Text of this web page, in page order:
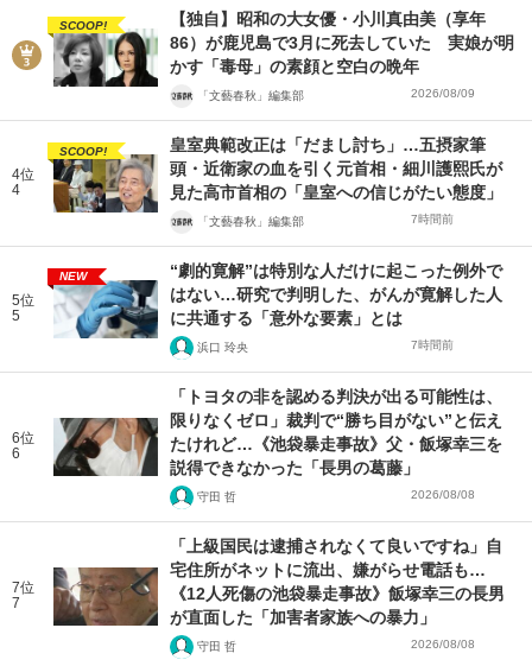
SCOOP!
【独自】昭和の大女優・小川真由美（享年
86）が鹿児島で3月に死去していた 実娘が明
かす「毒母」の素顔と空白の晩年
「文藝春秋」編集部 2026/08/09
4位
4
SCOOP!
皇室典範改正は「だまし討ち」…五摂家筆
頭・近衛家の血を引く元首相・細川護熙氏が
見た高市首相の「皇室への信じがたい態度」
「文藝春秋」編集部 7時間前
5位
5
NEW
“劇的寛解”は特別な人だけに起こった例外で
はない…研究で判明した、がんが寛解した人
に共通する「意外な要素」とは
浜口 玲央 7時間前
6位
6
「トヨタの非を認める判決が出る可能性は、
限りなくゼロ」裁判で“勝ち目がない”と伝え
たけれど…《池袋暴走事故》父・飯塚幸三を
説得できなかった「長男の葛藤」
守田 哲 2026/08/08
7位
7
「上級国民は逮捕されなくて良いですね」自
宅住所がネットに流出、嫌がらせ電話も…
《12人死傷の池袋暴走事故》飯塚幸三の長男
が直面した「加害者家族への暴力」
守田 哲 2026/08/08